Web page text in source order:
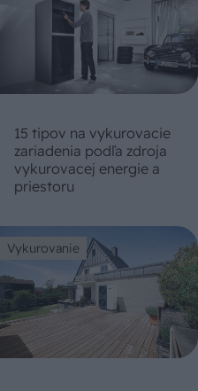
15 tipov na vykurovacie
zariadenia podľa zdroja
vykurovacej energie a
priestoru
Vykurovanie